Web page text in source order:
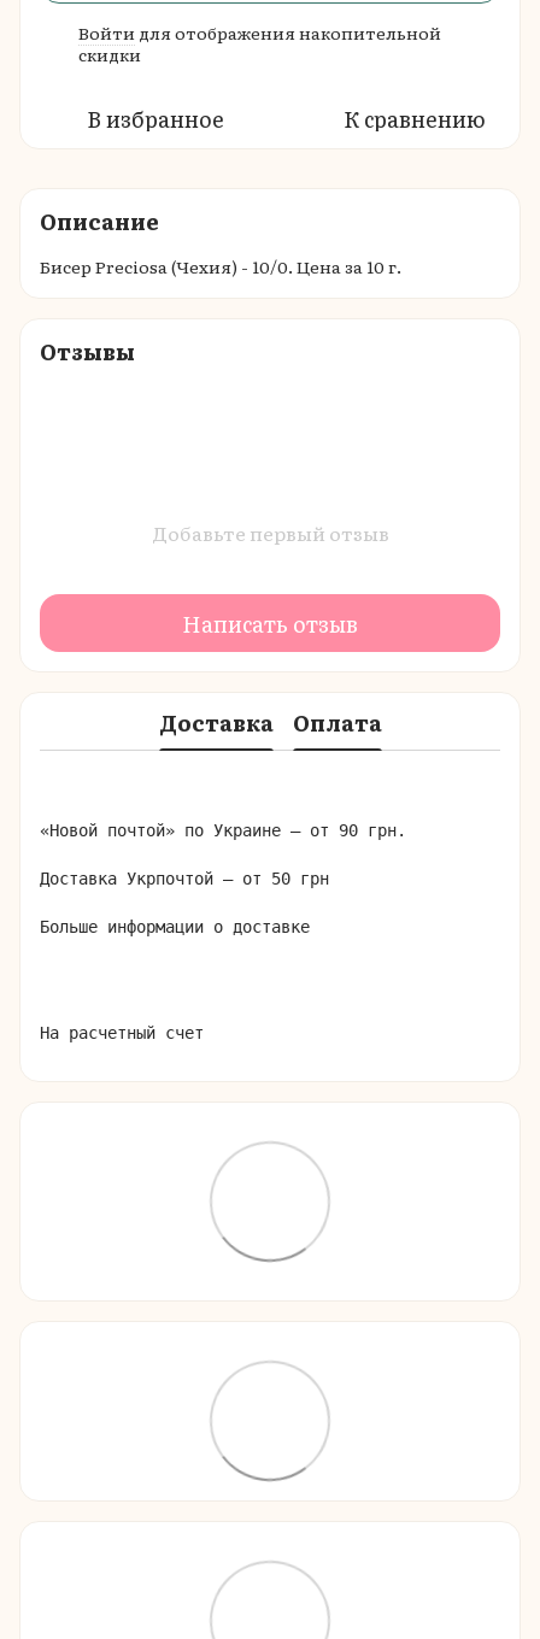
Войти для отображения накопительной
скидки
В избранное К сравнению
Описание
Бисер Preciosa (Чехия) - 10/0. Цена за 10 г.
Отзывы
Добавьте первый отзыв
Написать отзыв
Доставка Оплата
«Новой почтой» по Украине – от 90 грн.
Доставка Укрпочтой – от 50 грн
Больше информации о доставке
На расчетный счет